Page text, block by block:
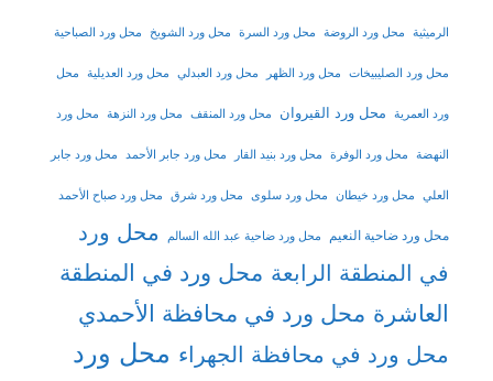
الرميثية محل ورد الروضة محل ورد السرة محل ورد الشويخ محل ورد الصباحية
محل ورد الصليبيخات محل ورد الظهر محل ورد العبدلي محل ورد العديلية محل
ورد العمرية محل ورد القيروان محل ورد المنقف محل ورد النزهة محل ورد
النهضة محل ورد الوفرة محل ورد بنيد القار محل ورد جابر الأحمد محل ورد جابر
العلي محل ورد خيطان محل ورد سلوى محل ورد شرق محل ورد صباح الأحمد
محل ورد ضاحية النعيم محل ورد ضاحية عبد الله السالم
محل ورد
في المنطقة الرابعة محل ورد في المنطقة
العاشرة محل ورد في محافظة الأحمدي
محل ورد في محافظة الجهراء محل ورد